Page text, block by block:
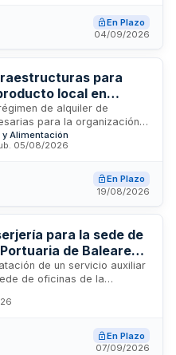
de la familia real,
como zonas
la isla.
En Plazo
04/09/2026
para
local en
de alquiler de
para la organización
producto balear. El
de estructuras para
local, visitantes y turistas
de productos de
de Promoción del Producto
el Fondo de Impulso al
Alimentación
05/08/2026
En Plazo
19/08/2026
para la sede de
de Baleares
de un servicio auxiliar
de oficinas de la
ubicada en el puerto de
de recepción, vigilancia,
del organismo portuario. Se
de carácter continuo cuya
En Plazo
07/09/2026